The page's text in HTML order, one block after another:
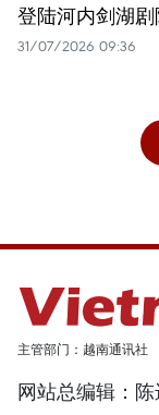
登陆河内剑湖
31/07/2026 09:36
主管部门：越南通讯社
网站总编辑：